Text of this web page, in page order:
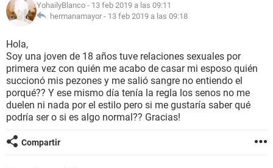
NUTRICIÓN
BIENESTAR
SEXUALIDAD
GLOSARIO
YohailyBlanco - 13 feb 2019 a las 09:11
hermanamayor - 13 feb 2019 a las 09:18
Hola,
Soy una joven de 18 años tuve relaciones sexuales por
primera vez con quién me acabo de casar mi esposo quién
succionó mis pezones y me salió sangre no entiendo el
porqué?? Y ese mismo día tenía la regla los senos no me
duelen ni nada por el estilo pero si me gustaría saber qué
podría ser o si es algo normal?? Gracias!
Compartir